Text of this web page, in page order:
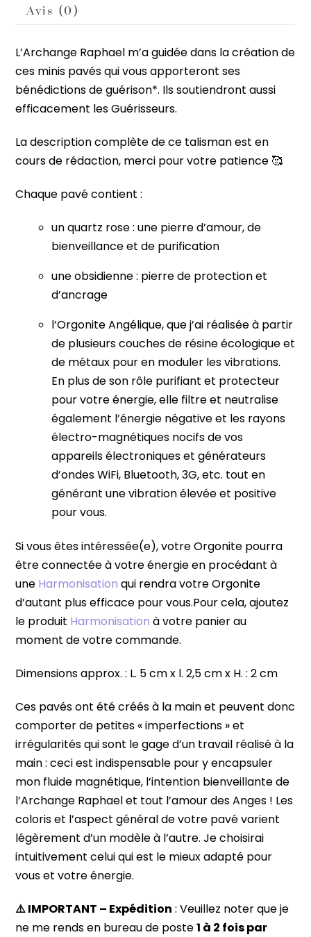
Avis (0)
L’Archange Raphael m’a guidée dans la création de
ces minis pavés qui vous apporteront ses
bénédictions de guérison*. Ils soutiendront aussi
efficacement les Guérisseurs.
La description complète de ce talisman est en
cours de rédaction, merci pour votre patience 🥰
Chaque pavé contient :
un quartz rose : une pierre d’amour, de
bienveillance et de purification
une obsidienne : pierre de protection et
d’ancrage
l’Orgonite Angélique, que j’ai réalisée à partir
de plusieurs couches de résine écologique et
de métaux pour en moduler les vibrations.
En plus de son rôle purifiant et protecteur
pour votre énergie, elle filtre et neutralise
également l’énergie négative et les rayons
électro-magnétiques nocifs de vos
appareils électroniques et générateurs
d’ondes WiFi, Bluetooth, 3G, etc. tout en
générant une vibration élevée et positive
pour vous.
Si vous êtes intéressée(e), votre Orgonite pourra
être connectée à votre énergie en procédant à
une Harmonisation qui rendra votre Orgonite
d’autant plus efficace pour vous.Pour cela, ajoutez
le produit Harmonisation à votre panier au
moment de votre commande.
Dimensions approx. : L. 5 cm x l. 2,5 cm x H. : 2 cm
Ces pavés ont été créés à la main et peuvent donc
comporter de petites « imperfections » et
irrégularités qui sont le gage d’un travail réalisé à la
main : ceci est indispensable pour y encapsuler
mon fluide magnétique, l’intention bienveillante de
l’Archange Raphael et tout l’amour des Anges ! Les
coloris et l’aspect général de votre pavé varient
légèrement d’un modèle à l’autre. Je choisirai
intuitivement celui qui est le mieux adapté pour
vous et votre énergie.
⚠️ IMPORTANT – Expédition : Veuillez noter que je
ne me rends en bureau de poste1 à 2 fois par